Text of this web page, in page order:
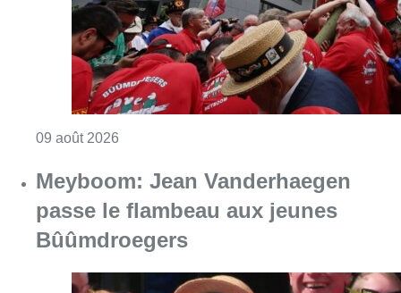
09 août 2026
Meyboom: Jean Vanderhaegen
passe le flambeau aux jeunes
Bûûmdroegers